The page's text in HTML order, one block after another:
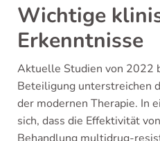
Wichtige
Erkenntnisse
Aktuelle Studien von 2022
Beteiligung unterstreichen
der modernen Therapie. In
sich, dass die Effektivität